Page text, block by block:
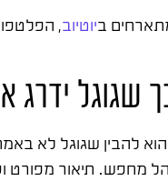
ביוטיוב,
שגוגל ידרג
להבין שגוגל לא
תיאור מפורט